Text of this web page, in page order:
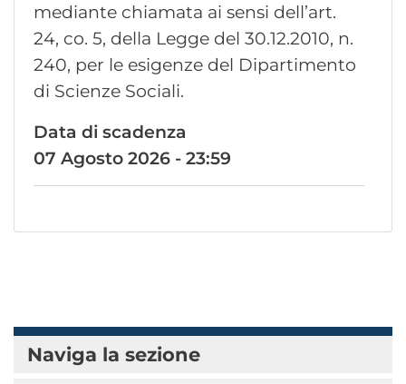
mediante chiamata ai sensi dell’art.
24, co. 5, della Legge del 30.12.2010, n.
240, per le esigenze del Dipartimento
di Scienze Sociali.
Data di scadenza
07 Agosto 2026 - 23:59
Naviga la sezione